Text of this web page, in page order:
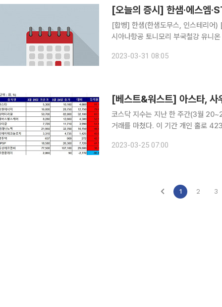
[오늘의 증시] 한샘·에스엠
[합병] 한샘(한샘도무스, 인스테리어) [주주총회] 유니켐 롯데손해보험 대한제강 일신석재 STX 아
시아나항공 토니모리 부국철강 유니
기 신풍제약 SUN&L 티웨이홀딩스
2023-03-31 08:05
코스닥 지수는 지난 한 주간(3월
거래를 마쳤다. 이 기간 개인 홀로
일 한국거래소에 따르면 지난 한 주간
2023-03-25 07:00
1 2 3